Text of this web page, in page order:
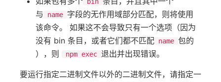
与
name 字段的无作用域部分匹配，则将使用
该命令。 如果这不会导致只有一个选项（因为
没有 bin 条目，或者它们都不匹配 name 包的
），则
npm exec 退出并出现错误。
要运行指定二进制文件以外的二进制文件，请指定一